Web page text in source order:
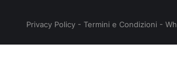
Privacy Policy - Termini e Condizioni -